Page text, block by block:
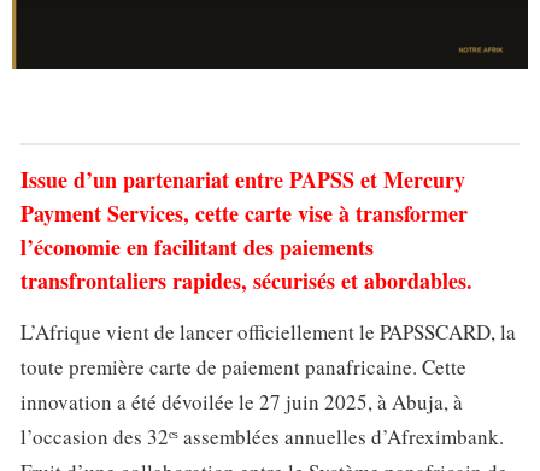
Issue d’un partenariat entre PAPSS et Mercury
Payment Services, cette carte vise à transformer
l’économie en facilitant des paiements
transfrontaliers rapides, sécurisés et abordables.
L’Afrique vient de lancer officiellement le PAPSSCARD, la
toute première carte de paiement panafricaine. Cette
innovation a été dévoilée le 27 juin 2025, à Abuja, à
l’occasion des 32ᵉˢ assemblées annuelles d’Afreximbank.